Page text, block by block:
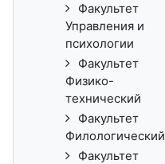
Факультет
Управления и
психологии
Факультет
Физико-
технический
Факультет
Филологический
Факультет